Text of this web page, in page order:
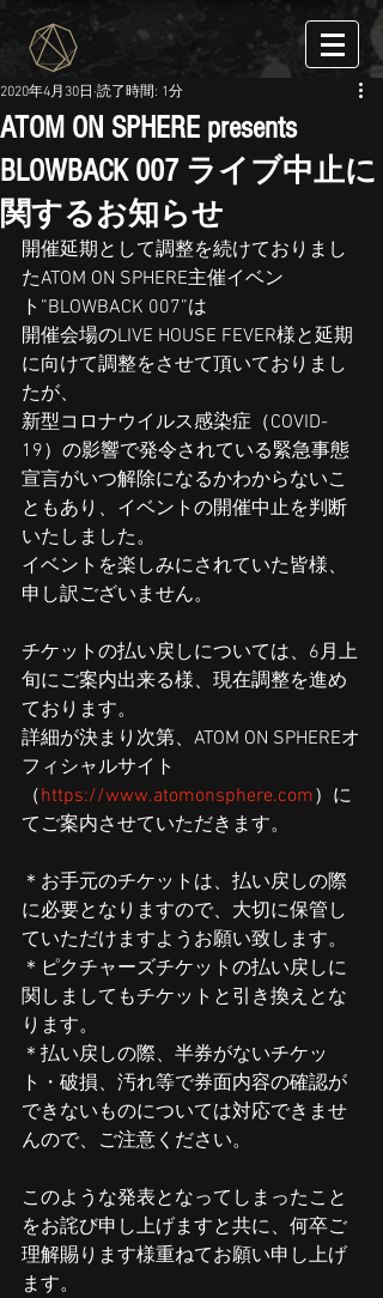
ATOM ON SPHERE presents
BLOWBACK 007 ライブ中止に
関するお知らせ
2020年4月30日 読了時間: 1分
開催延期として調整を続けておりまし
たATOM ON SPHERE主催イベン
ト”BLOWBACK 007”は
開催会場のLIVE HOUSE FEVER様と延期
に向けて調整をさせて頂いておりまし
たが、
新型コロナウイルス感染症（COVID-
19）の影響で発令されている緊急事態
宣言がいつ解除になるかわからないこ
ともあり、イベントの開催中止を判断
いたしました。
イベントを楽しみにされていた皆様、
申し訳ございません。
チケットの払い戻しについては、6月上
旬にご案内出来る様、現在調整を進め
ております。
詳細が決まり次第、ATOM ON SPHEREオ
フィシャルサイト
（https://www.atomonsphere.com）に
てご案内させていただきます。
＊お手元のチケットは、払い戻しの際
に必要となりますので、大切に保管し
ていただけますようお願い致します。
＊ピクチャーズチケットの払い戻しに
関しましてもチケットと引き換えとな
ります。
＊払い戻しの際、半券がないチケッ
ト・破損、汚れ等で券面内容の確認が
できないものについては対応できませ
んので、ご注意ください。
このような発表となってしまったこと
をお詫び申し上げますと共に、何卒ご
理解賜ります様重ねてお願い申し上げ
ます。